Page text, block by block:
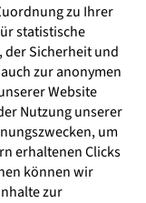
zu Ihrer
statistische
der Sicherheit und
zur anonymen
Website
Nutzung unserer
um
erhaltenen Clicks
können wir
zur